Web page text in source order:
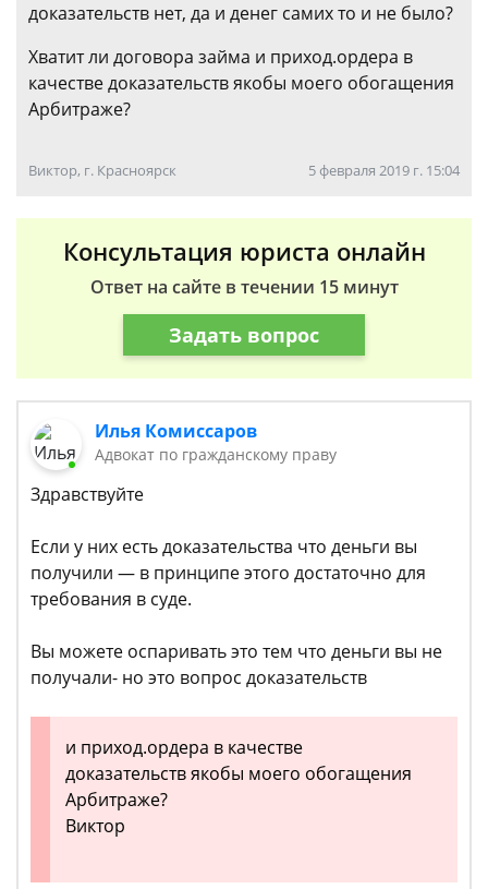
доказательств нет, да и денег самих то и не было?
Хватит ли договора займа и приход.ордера в
качестве доказательств якобы моего обогащения
Арбитраже?
Виктор, г. Красноярск 5 февраля 2019 г. 15:04
Консультация юриста онлайн
Ответ на сайте в течении 15 минут
Задать вопрос
Илья Комиссаров
Адвокат по гражданскому праву
Здравствуйте
Если у них есть доказательства что деньги вы
получили — в принципе этого достаточно для
требования в суде.
Вы можете оспаривать это тем что деньги вы не
получали- но это вопрос доказательств
и приход.ордера в качестве
доказательств якобы моего обогащения
Арбитраже?
Виктор